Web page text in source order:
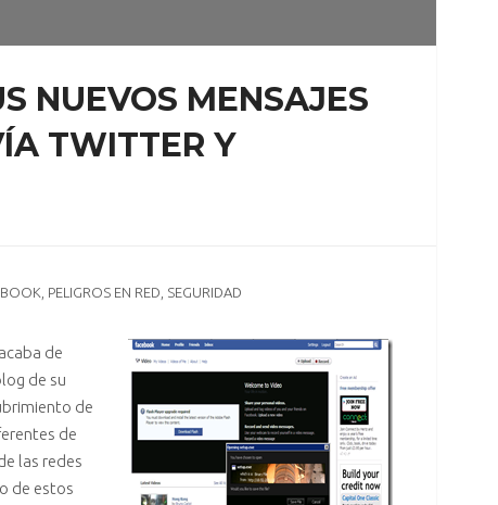
NUEVOS MENSAJES
TWITTER Y
PELIGROS EN RED SEGURIDAD
de
de su
de
de
las redes
de estos